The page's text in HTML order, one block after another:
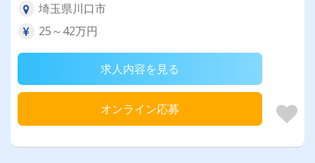
埼玉県川口市
25～42万円
求人内容を見る
オンライン応募